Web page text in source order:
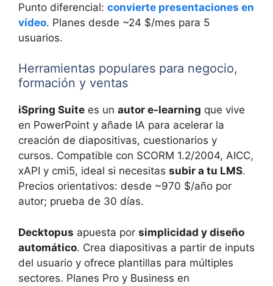
Punto diferencial: convierte presentaciones en
vídeo. Planes desde ~24 $/mes para 5
usuarios.
Herramientas populares para negocio,
formación y ventas
iSpring Suite es un autor e-learning que vive
en PowerPoint y añade IA para acelerar la
creación de diapositivas, cuestionarios y
cursos. Compatible con SCORM 1.2/2004, AICC,
xAPI y cmi5, ideal si necesitas subir a tu LMS.
Precios orientativos: desde ~970 $/año por
autor; prueba de 30 días.
Decktopus apuesta por simplicidad y diseño
automático. Crea diapositivas a partir de inputs
del usuario y ofrece plantillas para múltiples
sectores. Planes Pro y Business en